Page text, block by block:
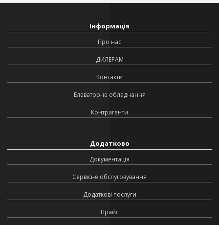
Інформація
Про нас
ДИЛЕРАМ
Контакти
Елеваторне обладнання
Контрагенти
Додатково
Документація
Сервісне обслуговування
Додаткові послуги
Прайс